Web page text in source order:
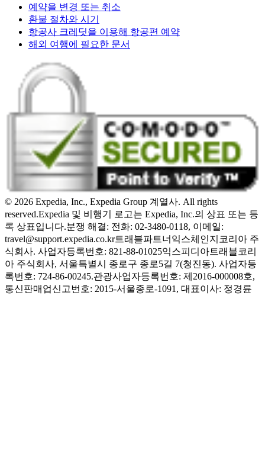
예약을 변경 또는 취소
환불 절차와 시기
항공사 크레딧을 이용해 항공편 예약
해외 여행에 필요한 문서
© 2026 Expedia, Inc., Expedia Group 계열사. All rights
reserved.Expedia 및 비행기 로고는 Expedia, Inc.의 상표 또는 등
록 상표입니다.분쟁 해결: 전화: 02-3480-0118, 이메일:
travel@support.expedia.co.kr트래블파트너익스체인지코리아 주
식회사. 사업자등록번호: 821-88-01025익스피디아트래블코리
아 주식회사, 서울특별시 종로구 종로5길 7(청진동). 사업자등
록번호: 724-86-00245.관광사업자등록번호: 제2016-000008호,
통신판매업신고번호: 2015-서울종로-1091, 대표이사: 정경륜